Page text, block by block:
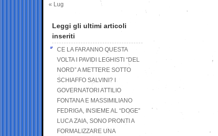
« Lug
Leggi gli ultimi articoli
inseriti
CE LA FARANNO QUESTA
VOLTA I PAVIDI LEGHISTI “DEL
NORD” A METTERE SOTTO
SCHIAFFO SALVINI? I
GOVERNATORI ATTILIO
FONTANA E MASSIMILIANO
FEDRIGA, INSIEME AL “DOGE”
LUCA ZAIA, SONO PRONTI A
FORMALIZZARE UNA